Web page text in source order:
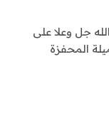
جل وعلا على
المحفزة